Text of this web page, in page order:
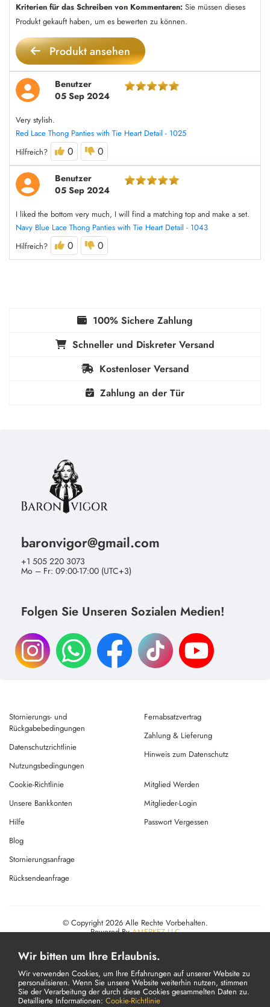
Kriterien für das Schreiben von Kommentaren: Sie müssen dieses
Produkt gekauft haben, um es bewerten zu können.
Produkt ansehen
Benutzer
05 Sep 2024
Very stylish.
Red Lace Thong Panties with Tie Heart Detail - 1025
Hilfreich?
0 0
Benutzer
05 Sep 2024
I liked the bottom very much, I will find a matching top and make a set.
Navy Blue Lace Thong Panties with Tie Heart Detail - 1043
Hilfreich?
0 0
100% Sichere Zahlung
Schneller und Diskreter Versand
Kostenloser Versand
Zahlung an der Tür
baronvigor@gmail.com
+1 505 220 3073
Mo – Fr: 09:00-17:00 (UTC+3)
Folgen Sie Unseren Sozialen Medien!
Stornierungs- und
Rückgabebedingungen
Datenschutzrichtlinie
Nutzungsbedingungen
Fernabsatzvertrag
Zahlung & Lieferung
Hinweis zum Datenschutz
Cookie-Richtlinie
Unsere Bankkonten
Hilfe
Mitglied Werden
Mitglieder-Login
Passwort Vergessen
Blog
Stornierungsanfrage
Rücksendeanfrage
© Copyright 2026 Alle Rechte Vorbehalten.
Powered ByAMERKEZ LLC
Wir bitten um Ihre Erlaubnis.
Wir verwenden Cookies, um Ihre Erfahrungen auf unserer Website zu
personalisieren. Wenn Sie unsere Website weiterhin nutzen, stimmen
Sie der Verarbeitung der durch diese Cookies gesammelten Daten zu.
Detaillierte Informationen: Cookie-Richtlinie